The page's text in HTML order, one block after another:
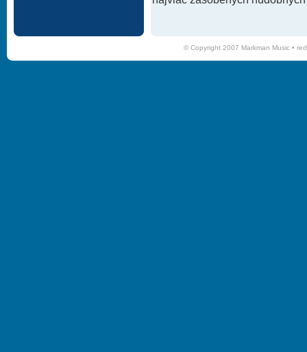
© Copyright 2007 Markman Music •